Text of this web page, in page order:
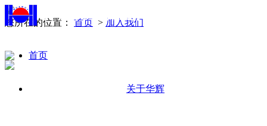
您所在的位置： 首页 > 加入我们
首页
关于华辉